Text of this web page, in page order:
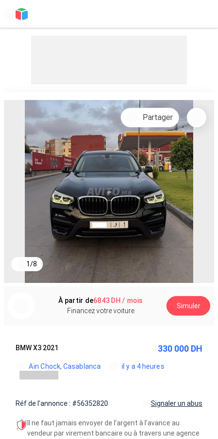
1/8
Partager
À partir de6843 DH / mois
Financez votre voiture
Simuler
BMW X3 2021 330 000 DH
Aïn Chock, Casablanca il y a 4 heures
Réf de l'annonce : #56352820 Signaler un abus
Il ne faut jamais envoyer de l’argent à l’avance au
vendeur par virement bancaire ou à travers une agence